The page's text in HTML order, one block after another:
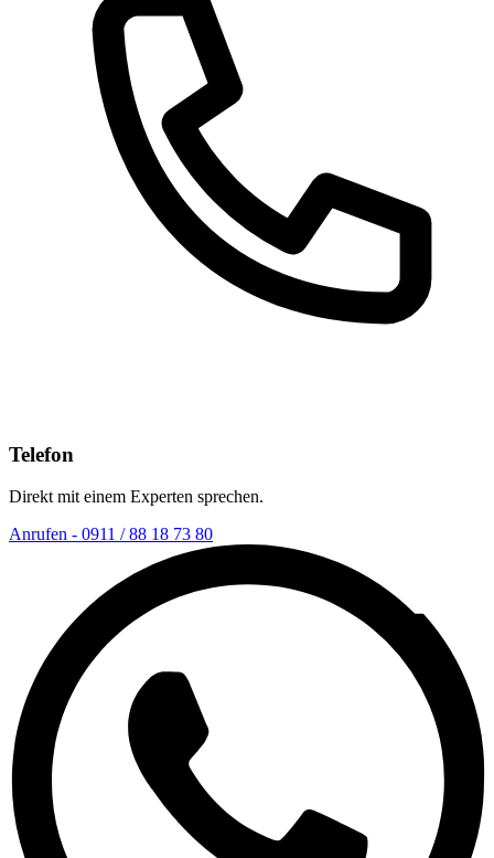
Telefon
Direkt mit einem Experten sprechen.
Anrufen - 0911 / 88 18 73 80